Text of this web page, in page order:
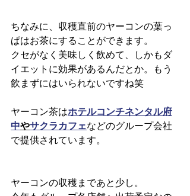
ちなみに、収穫直前のヤーコンの葉っ
ぱはお茶にすることができます。
クセがなく美味しく飲めて、しかもダ
イエットに効果があるんだとか。もう
飲まずにはいられないですね笑
ヤーコン茶はホテルコンチネンタル府
中やサクラカフェなどのグループ会社
で提供されています。
ヤーコンの収穫まであと少し。